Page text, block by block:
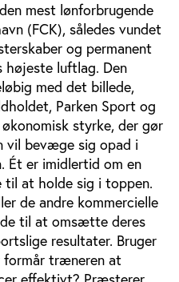
mest lønforbrugende
(FCK), således vundet
og permanent
højeste luftlag. Den
med det billede,
Parken Sport og
styrke, der gør
vil bevæge sig opad i
Ét er imidlertid om en
til at holde sig i toppen.
de andre kommercielle
til at omsætte deres
resultater. Bruger
formår træneren at